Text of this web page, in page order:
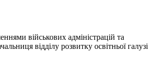
військових адміністрацій та
відділу розвитку освітньої галузі